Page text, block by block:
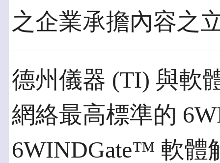
之企業承擔內容之
德州儀器 (TI) 與軟
網絡最高標準的
6WINDGate™ 軟體